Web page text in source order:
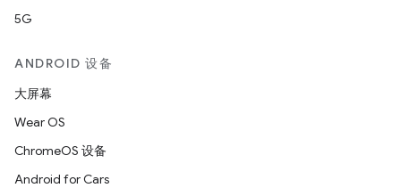
5G
ANDROID 设备
大屏幕
Wear OS
ChromeOS 设备
Android for Cars